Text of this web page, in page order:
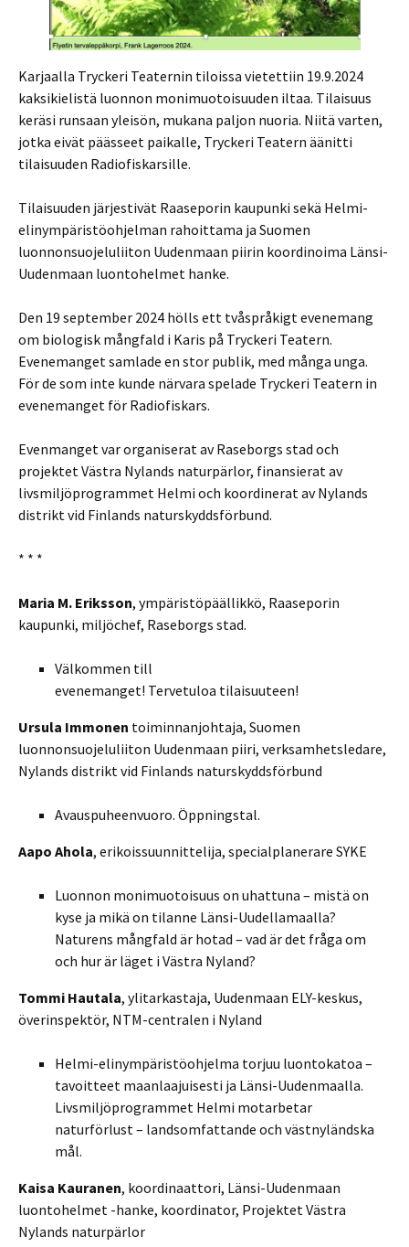
Karjaalla Tryckeri Teaternin tiloissa vietettiin 19.9.2024
kaksikielistä luonnon monimuotoisuuden iltaa. Tilaisuus
keräsi runsaan yleisön, mukana paljon nuoria. Niitä varten,
jotka eivät päässeet paikalle, Tryckeri Teatern äänitti
tilaisuuden Radiofiskarsille.
Tilaisuuden järjestivät Raaseporin kaupunki sekä Helmi-
elinympäristöohjelman rahoittama ja Suomen
luonnonsuojeluliiton Uudenmaan piirin koordinoima Länsi-
Uudenmaan luontohelmet hanke.
Den 19 september 2024 hölls ett tvåspråkigt evenemang
om biologisk mångfald i Karis på Tryckeri Teatern.
Evenemanget samlade en stor publik, med många unga.
För de som inte kunde närvara spelade Tryckeri Teatern in
evenemanget för Radiofiskars.
Evenmanget var organiserat av Raseborgs stad och
projektet Västra Nylands naturpärlor, finansierat av
livsmiljöprogrammet Helmi och koordinerat av Nylands
distrikt vid Finlands naturskyddsförbund.
* * *
Maria M. Eriksson, ympäristöpäällikkö, Raaseporin
kaupunki, miljöchef, Raseborgs stad.
Välkommen till
evenemanget! Tervetuloa tilaisuuteen!
Ursula Immonen toiminnanjohtaja, Suomen
luonnonsuojeluliiton Uudenmaan piiri, verksamhetsledare,
Nylands distrikt vid Finlands naturskyddsförbund
Avauspuheenvuoro. Öppningstal.
Aapo Ahola, erikoissuunnittelija, specialplanerare SYKE
Luonnon monimuotoisuus on uhattuna – mistä on
kyse ja mikä on tilanne Länsi-Uudellamaalla?
Naturens mångfald är hotad – vad är det fråga om
och hur är läget i Västra Nyland?
Tommi Hautala, ylitarkastaja, Uudenmaan ELY-keskus,
överinspektör, NTM-centralen i Nyland
Helmi-elinympäristöohjelma torjuu luontokatoa –
tavoitteet maanlaajuisesti ja Länsi-Uudenmaalla.
Livsmiljöprogrammet Helmi motarbetar
naturförlust – landsomfattande och västnyländska
mål.
Kaisa Kauranen, koordinaattori, Länsi-Uudenmaan
luontohelmet -hanke, koordinator, Projektet Västra
Nylands naturpärlor